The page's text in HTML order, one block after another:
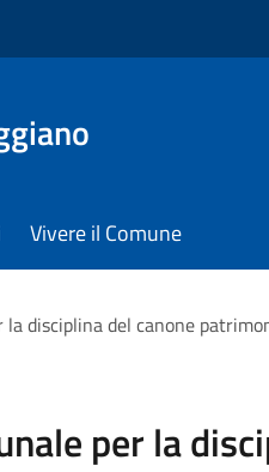
Vivere il Comune
disciplina del canone
per la